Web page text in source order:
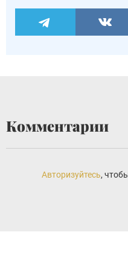
Комментарии
Авторизуйтесь,